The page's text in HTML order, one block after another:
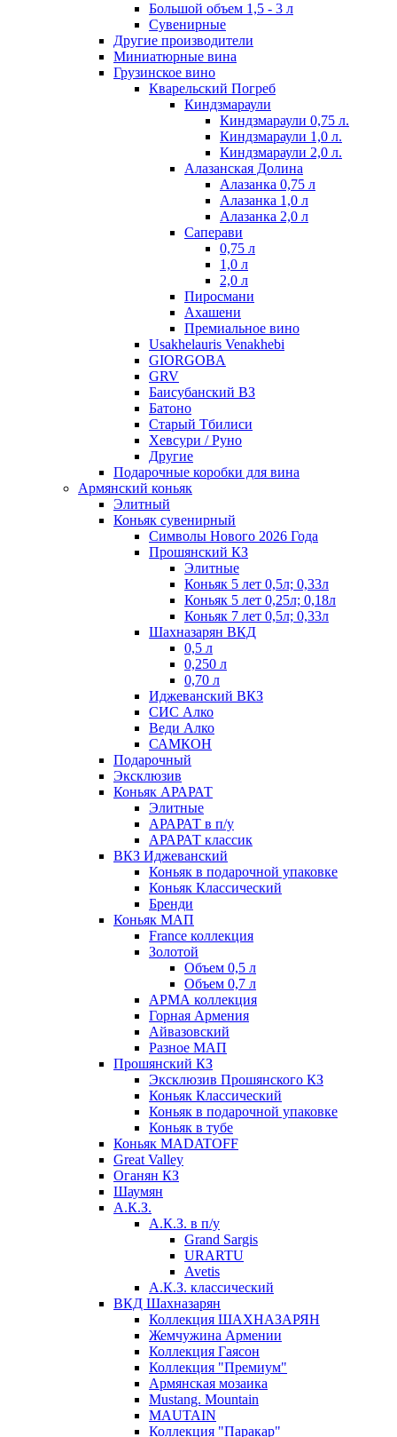
Большой объем 1,5 - 3 л
Сувенирные
Другие производители
Миниатюрные вина
Грузинское вино
Кварельский Погреб
Киндзмараули
Киндзмараули 0,75 л.
Киндзмараули 1,0 л.
Киндзмараули 2,0 л.
Алазанская Долина
Алазанка 0,75 л
Алазанка 1,0 л
Алазанка 2,0 л
Саперави
0,75 л
1,0 л
2,0 л
Пиросмани
Ахашени
Премиальное вино
Usakhelauris Venakhebi
GIORGOBA
GRV
Баисубанский ВЗ
Батоно
Старый Тбилиси
Хевсури / Руно
Другие
Подарочные коробки для вина
Армянский коньяк
Элитный
Коньяк сувенирный
Символы Нового 2026 Года
Прошянский КЗ
Элитные
Коньяк 5 лет 0,5л; 0,33л
Коньяк 5 лет 0,25л; 0,18л
Коньяк 7 лет 0,5л; 0,33л
Шахназарян ВКД
0,5 л
0,250 л
0,70 л
Иджеванский ВКЗ
СИС Алко
Веди Алко
САМКОН
Подарочный
Эксклюзив
Коньяк АРАРАТ
Элитные
АРАРАТ в п/у
АРАРАТ классик
ВКЗ Иджеванский
Коньяк в подарочной упаковке
Коньяк Классический
Бренди
Коньяк МАП
France коллекция
Золотой
Объем 0,5 л
Объем 0,7 л
АРМА коллекция
Горная Армения
Айвазовский
Разное МАП
Прошянский КЗ
Эксклюзив Прошянского КЗ
Коньяк Классический
Коньяк в подарочной упаковке
Коньяк в тубе
Коньяк MADATOFF
Great Valley
Оганян КЗ
Шаумян
А.К.З.
А.К.З. в п/у
Grand Sargis
URARTU
Avetis
А.К.З. классический
ВКД Шахназарян
Коллекция ШАХНАЗАРЯН
Жемчужина Армении
Коллекция Гаясон
Коллекция "Премиум"
Армянская мозаика
Mustang. Mountain
MAUTAIN
Коллекция "Паракар"